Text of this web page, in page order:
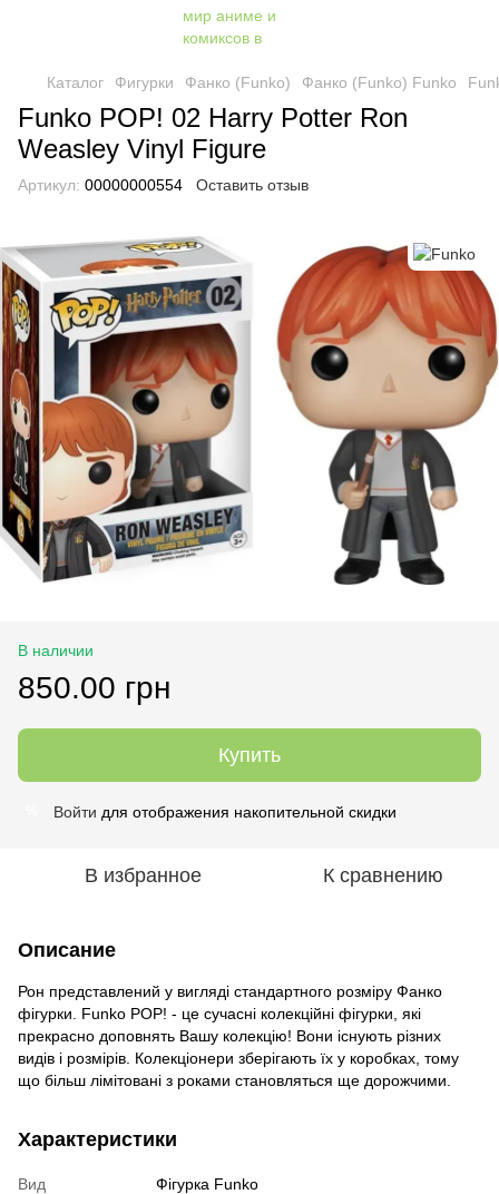
Каталог Фигурки Фанко (Funko) Фанко (Funko) Funko
Funko POP! 02 Harry Potter Ron
Weasley Vinyl Figure
Артикул: 00000000554 Оставить отзыв
В наличии
850.00 грн
Купить
Войти для отображения накопительной скидки
В избранное К сравнению
Описание
Рон представлений у вигляді стандартного розміру Фанко
фігурки. Funko POP! - це сучасні колекційні фігурки, які
прекрасно доповнять Вашу колекцію! Вони існують різних
видів і розмірів. Колекціонери зберігають їх у коробках, тому
що більш лімітовані з роками становляться ще дорожчими.
Характеристики
Вид
Фігурка Funko